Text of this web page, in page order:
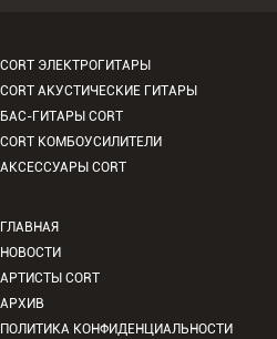
CORT ЭЛЕКТРОГИТАРЫ
CORT АКУСТИЧЕСКИЕ ГИТАРЫ
БАС-ГИТАРЫ CORT
CORT КОМБОУСИЛИТЕЛИ
АКСЕССУАРЫ CORT
ГЛАВНАЯ
НОВОСТИ
АРТИСТЫ CORT
АРХИВ
ПОЛИТИКА КОНФИДЕНЦИАЛЬНОСТИ